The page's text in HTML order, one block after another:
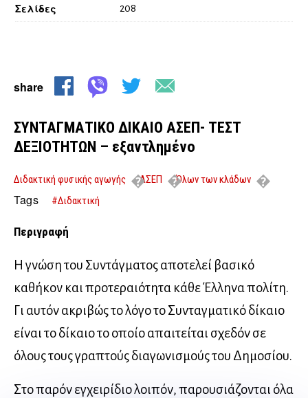
Σελίδες 208
share
ΣΥΝΤΑΓΜΑΤΙΚΟ ΔΙΚΑΙΟ ΑΣΕΠ- ΤΕΣΤ
ΔΕΞΙΟΤΗΤΩΝ – εξαντλημένο
Διδακτική φυσικής αγωγής ΑΣΕΠ
Όλων των κλάδων
ΣΥΝΤΑΓΜΑΤΙΚΟ ΔΙΚΑΙΟ ΑΣΕΠ- ΤΕΣΤ ΔΕΞΙΟΤΗΤΩΝ – εξαντλημένο
Tags #Διδακτική
Περιγραφή
Η γνώση του Συντάγματος αποτελεί βασικό
καθήκον και προτεραιότητα κάθε Έλληνα πολίτη.
Γι αυτόν ακριβώς το λόγο το Συνταγματικό δίκαιο
είναι το δίκαιο το οποίο απαιτείται σχεδόν σε
όλους τους γραπτούς διαγωνισμούς του Δημοσίου.
Στο παρόν εγχειρίδιο λοιπόν, παρουσιάζονται όλα